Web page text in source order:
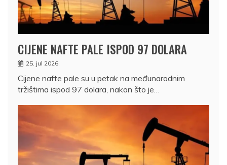
CIJENE NAFTE PALE ISPOD 97 DOLARA
25. jul 2026.
Cijene nafte pale su u petak na međunarodnim
tržištima ispod 97 dolara, nakon što je…